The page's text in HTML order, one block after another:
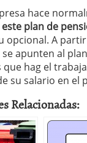
hace
plan de
opcional. A
apunten al
hag el
su salario en el
Relacionadas: